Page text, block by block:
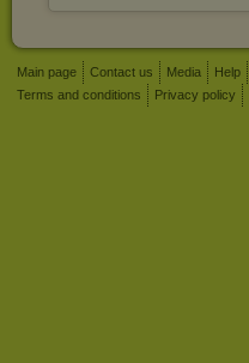
Main page Contact us Media Help
Terms and conditions
Privacy policy